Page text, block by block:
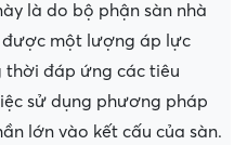
là do bộ phận sàn nhà
được một lượng áp lực
thời đáp ứng các tiêu
sử dụng phương pháp
lớn vào kết cấu của sàn.